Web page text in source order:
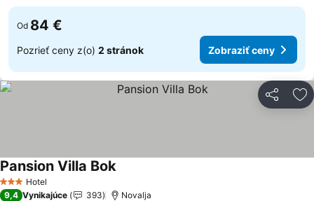
Od 84 €
Pozrieť ceny z(o) 2 stránok Zobraziť ceny
Zdieľať
3 Počet hviezdičiek
Hotel
Pansion Villa BokZobraziť ceny
9,4 Vynikajúce 393 Novalja